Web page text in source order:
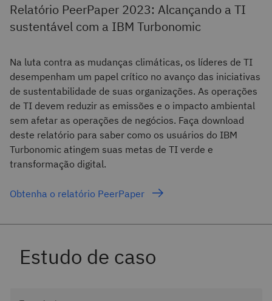
Relatório PeerPaper 2023: Alcançando a TI
sustentável com a IBM Turbonomic
Na luta contra as mudanças climáticas, os líderes de TI
desempenham um papel crítico no avanço das iniciativas
de sustentabilidade de suas organizações. As operações
de TI devem reduzir as emissões e o impacto ambiental
sem afetar as operações de negócios. Faça download
deste relatório para saber como os usuários do IBM
Turbonomic atingem suas metas de TI verde e
transformação digital.
Obtenha o relatório PeerPaper
Estudo de caso